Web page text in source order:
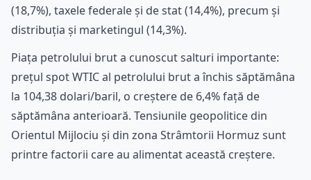
(18,7%), taxele federale și de stat (14,4%), precum și
distribuția și marketingul (14,3%).
Piața petrolului brut a cunoscut salturi importante:
prețul spot WTIC al petrolului brut a închis săptămâna
la 104,38 dolari/baril, o creștere de 6,4% față de
săptămâna anterioară. Tensiunile geopolitice din
Orientul Mijlociu și din zona Strâmtorii Hormuz sunt
printre factorii care au alimentat această creștere.